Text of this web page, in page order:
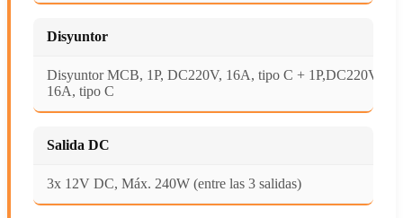
Disyuntor
Disyuntor MCB, 1P, DC220V, 16A, tipo C + 1P,DC220V,
16A, tipo C
Salida DC
3x 12V DC, Máx. 240W (entre las 3 salidas)